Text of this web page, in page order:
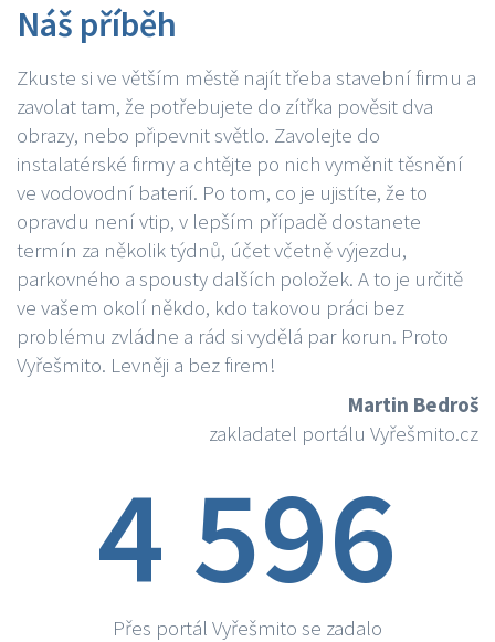
Náš příběh
Zkuste si ve větším městě najít třeba stavební firmu a
zavolat tam, že potřebujete do zítřka pověsit dva
obrazy, nebo připevnit světlo. Zavolejte do
instalatérské firmy a chtějte po nich vyměnit těsnění
ve vodovodní baterií. Po tom, co je ujistíte, že to
opravdu není vtip, v lepším případě dostanete
termín za několik týdnů, účet včetně výjezdu,
parkovného a spousty dalších položek. A to je určitě
ve vašem okolí někdo, kdo takovou práci bez
problému zvládne a rád si vydělá par korun. Proto
Vyřešmito. Levněji a bez firem!
Martin Bedroš
zakladatel portálu Vyřešmito.cz
4 596
Přes portál Vyřešmito se zadalo